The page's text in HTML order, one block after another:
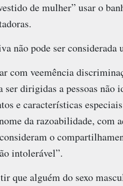
de mulher” usar o
não pode ser considerada
com veemência
dirigidas a pessoas não
e características
da razoabilidade, com
o
intolerável”.
que alguém do sexo